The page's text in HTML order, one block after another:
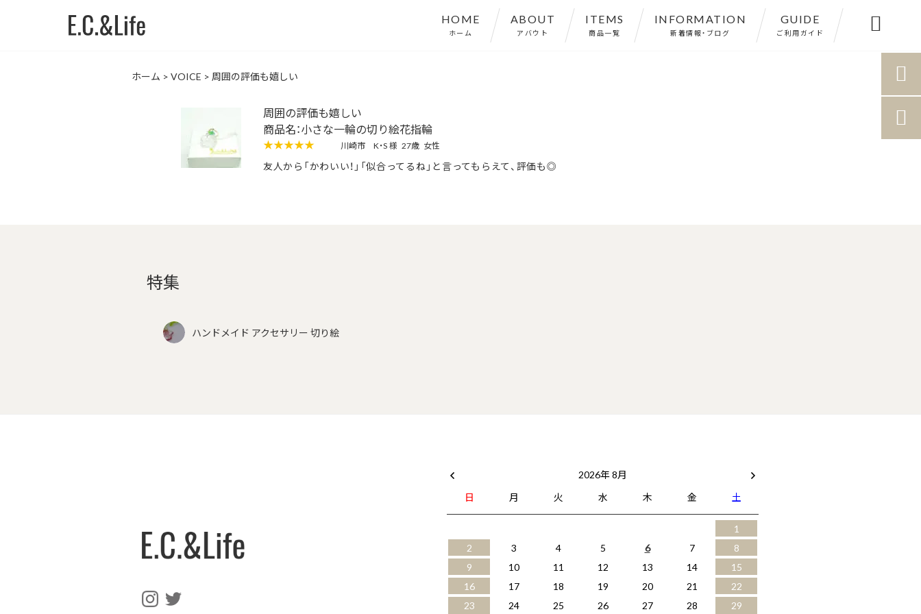
HOME
ホーム
ABOUT
アバウト
ITEMS
商品一覧
INFORMATION
新着情報・ブログ
GUIDE
ご利用ガイド 
ホーム > VOICE > 周囲の評価も嬉しい
周囲の評価も嬉しい
商品名：小さな一輪の切り絵花指輪
★★★★★ 川崎市 K・S 様 27歳 女性
友人から「かわいい！」「似合ってるね」と言ってもらえて、評価も◎
特集
ハンドメイド アクセサリー 切り絵
2026年 8月
日
月 火 水 木 金 土
1
2
3 4 5 6 7
8
9
10 11 12 13 14
15
16
17 18 19 20 21
22
23
24 25 26 27 28 29

